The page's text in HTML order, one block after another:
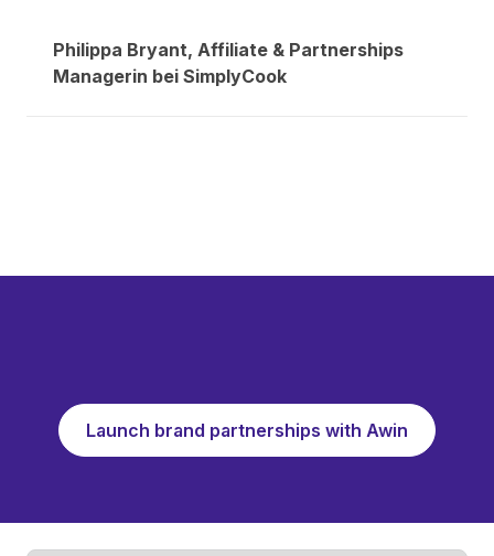
Philippa Bryant, Affiliate & Partnerships
Managerin bei SimplyCook
Launch brand partnerships with Awin